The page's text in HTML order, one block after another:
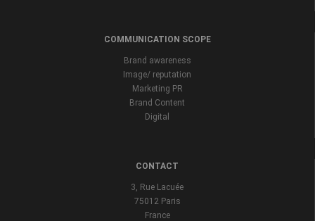
COMMUNICATION SCOPE
Brand awareness
Image/ reputation
Marketing PR
Brand Content
Digital
CONTACT
3, Rue Lacuée
75012 Paris
France